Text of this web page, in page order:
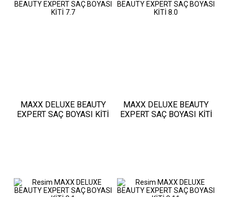
MAXX DELUXE BEAUTY
EXPERT SAÇ BOYASI KİTİ
MAXX DELUXE BEAUTY
EXPERT SAÇ BOYASI KİTİ